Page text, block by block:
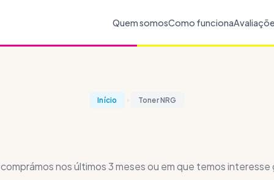
Quem somosComo funciona
Início Toner NRG
nos últimos 3 meses ou em que temos interesse